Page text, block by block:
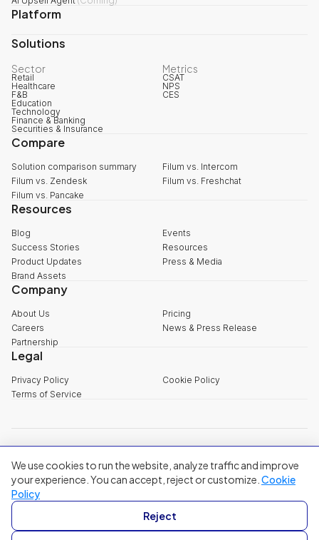
Platform
Solutions
Sector
Retail
Healthcare
F&B
Education
Technology
Finance & Banking
Securities & Insurance
Metrics
CSAT
NPS
CES
Compare
Solution comparison summary
Filum vs. Intercom
Filum vs. Zendesk
Filum vs. Freshchat
Filum vs. Pancake
Resources
Blog
Events
Success Stories
Resources
Product Updates
Press & Media
Brand Assets
Company
About Us
Pricing
Careers
News & Press Release
Partnership
Legal
Privacy Policy
Cookie Policy
Terms of Service
+84 888 18 1313
Head Office:3rd Floor, 65-67 B4 Street, Sala Urban Area, An Khanh
Ward, Ho Chi Minh City
Singapore:20A Tanjong Pagar Road, Singapore
© 2024 Filum Inc. All rights reserved.
We use cookies to run the website, analyze traffic and improve
your experience. You can accept, reject or customize. Cookie
Policy
Reject